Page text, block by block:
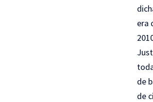
era
de
de